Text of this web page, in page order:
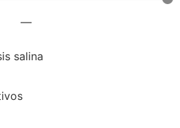
—
salina